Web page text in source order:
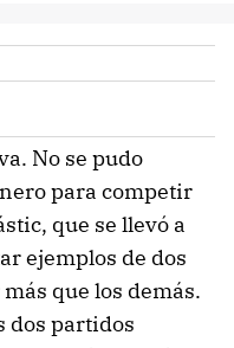
No se pudo
para competir
que se llevó a
ejemplos de dos
que los demás.
dos partidos